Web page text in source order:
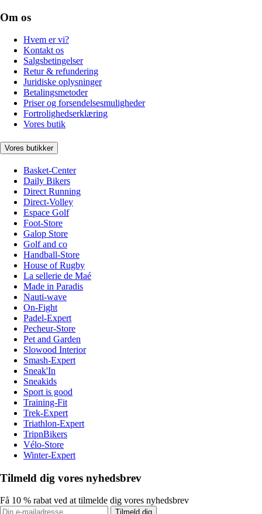
Om os
Hvem er vi?
Kontakt os
Salgsbetingelser
Retur & refundering
Juridiske oplysninger
Betalingsmetoder
Priser og forsendelsesmuligheder
Fortrolighedserklæring
Vores butik
Vores butikker
Basket-Center
Daily Bikers
Direct Running
Direct-Volley
Espace Golf
Foot-Store
Galop Store
Golf and co
Handball-Store
House of Rugby
La sellerie de Maé
Made in Paradis
Nauti-wave
On-Fight
Padel-Expert
Pecheur-Store
Pet and Garden
Slowood Interior
Smash-Expert
Sneak'In
Sneakids
Sport is good
Training-Fit
Trek-Expert
Triathlon-Expert
TripnBikers
Vélo-Store
Winter-Expert
Tilmeld dig vores nyhedsbrev
Få 10 % rabat ved at tilmelde dig vores nyhedsbrev
Tilmeld dig